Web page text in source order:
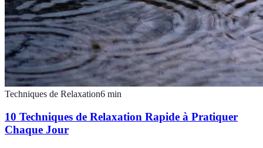
Techniques de Relaxation6 min
10 Techniques de Relaxation Rapide à Pratiquer
Chaque Jour